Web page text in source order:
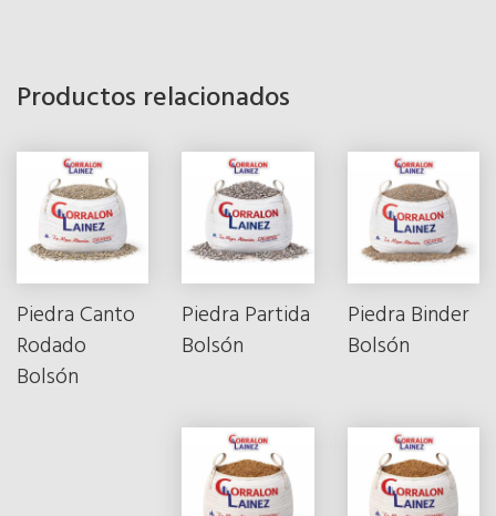
Productos relacionados
Piedra Canto
Rodado
Bolsón
Piedra Partida
Bolsón
Piedra Binder
Bolsón